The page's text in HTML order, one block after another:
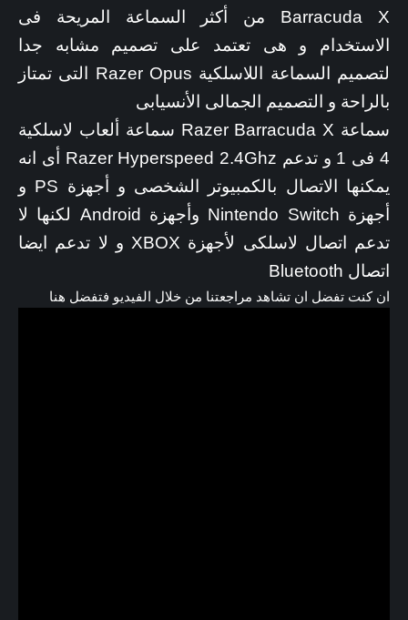
Barracuda X من أكثر السماعة المريحة فى
الاستخدام و هى تعتمد على تصميم مشابه جدا
لتصميم السماعة اللاسلكية Razer Opus التى تمتاز
بالراحة و التصميم الجمالى الأنسيابى
سماعة Razer Barracuda X سماعة ألعاب لاسلكية
4 فى 1 و تدعم Razer Hyperspeed 2.4Ghz أى انه
يمكنها الاتصال بالكمبيوتر الشخصى و أجهزة PS و
أجهزة Nintendo Switch وأجهزة Android لكنها لا
تدعم اتصال لاسلكى لأجهزة XBOX و لا تدعم ايضا
اتصال Bluetooth
ان كنت تفضل ان تشاهد مراجعتنا من خلال الفيديو فتفضل هنا